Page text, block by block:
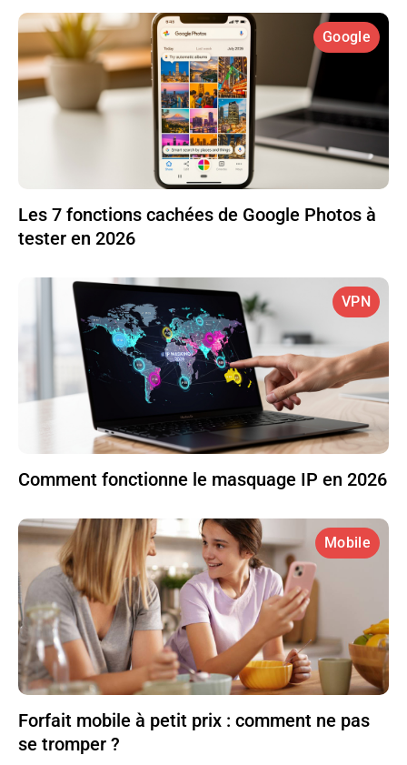
Google
Les 7 fonctions cachées de Google Photos à
tester en 2026
VPN
Comment fonctionne le masquage IP en 2026
Mobile
Forfait mobile à petit prix : comment ne pas
se tromper ?